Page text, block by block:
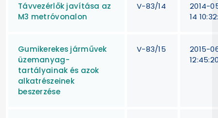
Távvezérlők javítása az
M3 metróvonalon
V-83/14
2014-
14
Gumikerekes járművek
üzemanyag-
tartályainak és azok
alkatrészeinek
beszerzése
V-83/15
2015-